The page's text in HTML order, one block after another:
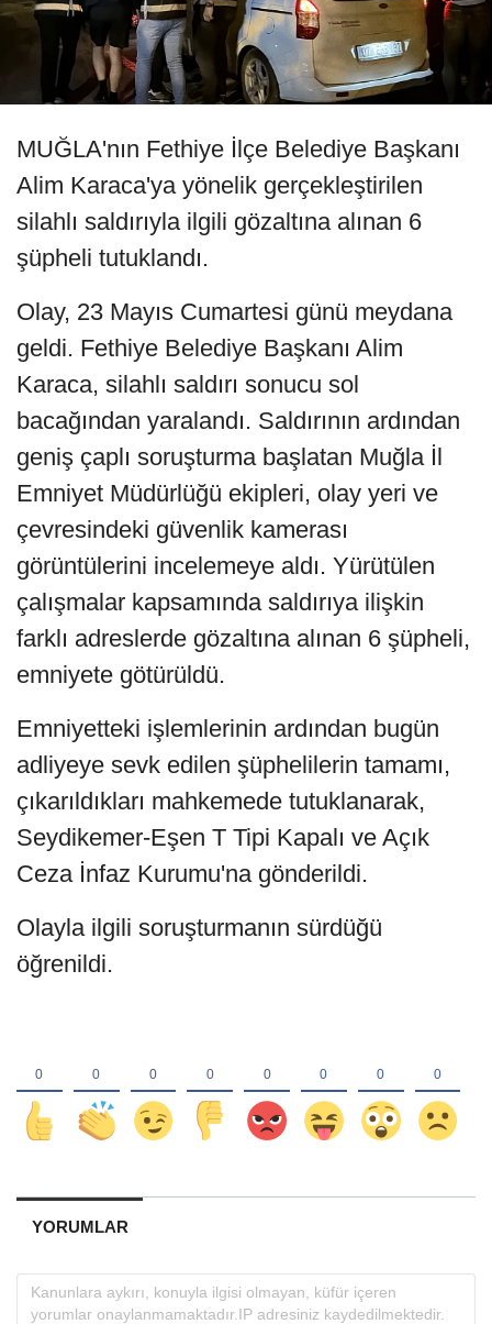
MUĞLA'nın Fethiye İlçe Belediye Başkanı
Alim Karaca'ya yönelik gerçekleştirilen
silahlı saldırıyla ilgili gözaltına alınan 6
şüpheli tutuklandı.
Olay, 23 Mayıs Cumartesi günü meydana
geldi. Fethiye Belediye Başkanı Alim
Karaca, silahlı saldırı sonucu sol
bacağından yaralandı. Saldırının ardından
geniş çaplı soruşturma başlatan Muğla İl
Emniyet Müdürlüğü ekipleri, olay yeri ve
çevresindeki güvenlik kamerası
görüntülerini incelemeye aldı. Yürütülen
çalışmalar kapsamında saldırıya ilişkin
farklı adreslerde gözaltına alınan 6 şüpheli,
emniyete götürüldü.
Emniyetteki işlemlerinin ardından bugün
adliyeye sevk edilen şüphelilerin tamamı,
çıkarıldıkları mahkemede tutuklanarak,
Seydikemer-Eşen T Tipi Kapalı ve Açık
Ceza İnfaz Kurumu'na gönderildi.
Olayla ilgili soruşturmanın sürdüğü
öğrenildi.
YORUMLAR